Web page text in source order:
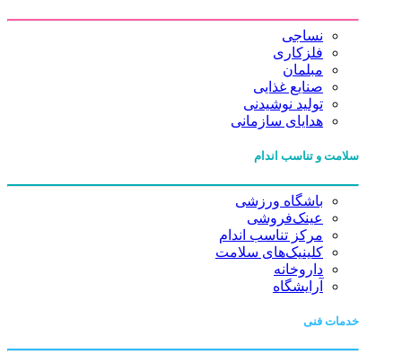
نساجی
فلزکاری
مبلمان
صنایع غذایی
تولید نوشیدنی
هدایای سازمانی
سلامت و تناسب اندام
باشگاه ورزشی
عینک‌فروشی
مرکز تناسب اندام
کلینیک‌های سلامت
داروخانه
آرایشگاه
خدمات فنی